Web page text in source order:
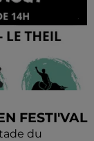
FESTI'VAL
du